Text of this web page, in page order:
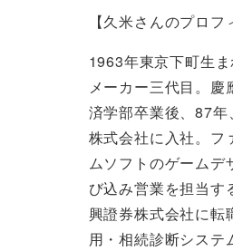
【久米さんのプロフ
1963年東京下町生
メーカー三代目。慶
済学部卒業後、87年
株式会社に入社。フ
ムソフトのゲームデ
び込み営業を担当す
興證券株式会社に転
用・相続診断システ